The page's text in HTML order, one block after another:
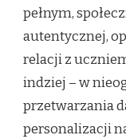
pełnym,
autentycznej,
relacji z
indziej – w
przetwarzania
personalizacji